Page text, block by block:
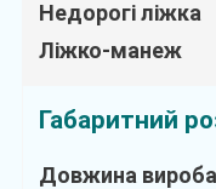
Недорогі ліжка
Ліжко-манеж
Габаритний
Довжина вироба